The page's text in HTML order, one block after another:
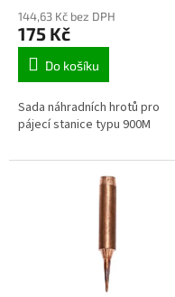
144,63 Kč bez DPH
175 Kč
Do košíku
Sada náhradních hrotů pro
pájecí stanice typu 900M